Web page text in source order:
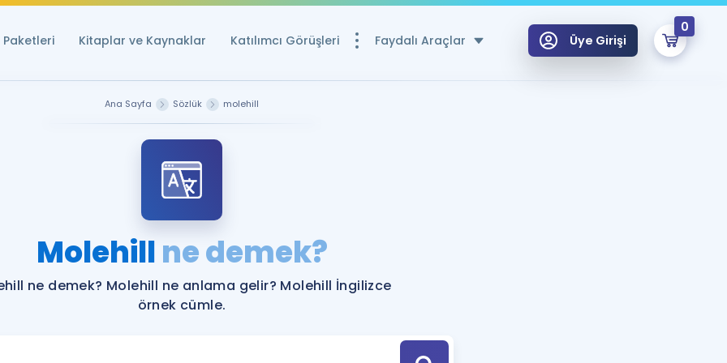
Paketleri Kitaplar ve Kaynaklar Katılımcı Görüşleri Faydalı Araçlar
YDS ve YÖKDİL Puan Hesaplama Aracı
Rehberlik Aracı
YDS ve YÖKDİL'e Hazırlananlar için Öneriler
Tüm ÖSYM Sınavları Tek Takvimde
Üye Girişi
0
Ana Sayfa Sözlük molehill
Molehillne demek?
ne demek? Molehill ne anlama gelir? Molehill İngilizce
örnek cümle.